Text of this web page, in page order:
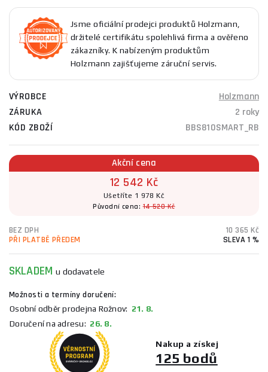
Jsme oficiální prodejci produktů Holzmann,
držitelé certifikátu spolehlivá firma a ověřeno
zákazníky. K nabízeným produktům
Holzmann zajišťujeme záruční servis.
VÝROBCE
Holzmann
ZÁRUKA
2 roky
KÓD ZBOŽÍ
BBS810SMART_RB
Akční cena
12 542 Kč
Ušetříte 1 978 Kč
Původní cena:14 520 Kč
BEZ DPH
10 365 Kč
PŘI PLATBĚ PŘEDEM
SLEVA 1 %
SKLADEMu dodavatele
Možnosti a termíny doručení:
Osobní odběr prodejna Rožnov: 21. 8.
Doručení na adresu: 26. 8.
Nakup a získej
125 bodů